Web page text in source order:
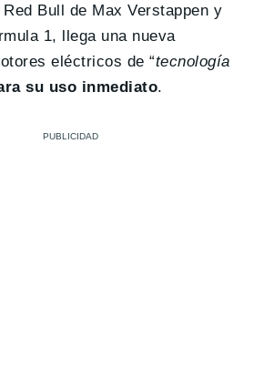
Bull de Max Verstappen y
1, llega una nueva
eléctricos de “tecnología
su uso inmediato.